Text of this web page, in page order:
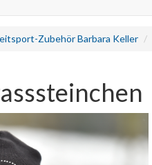
Zubehör Barbara Keller